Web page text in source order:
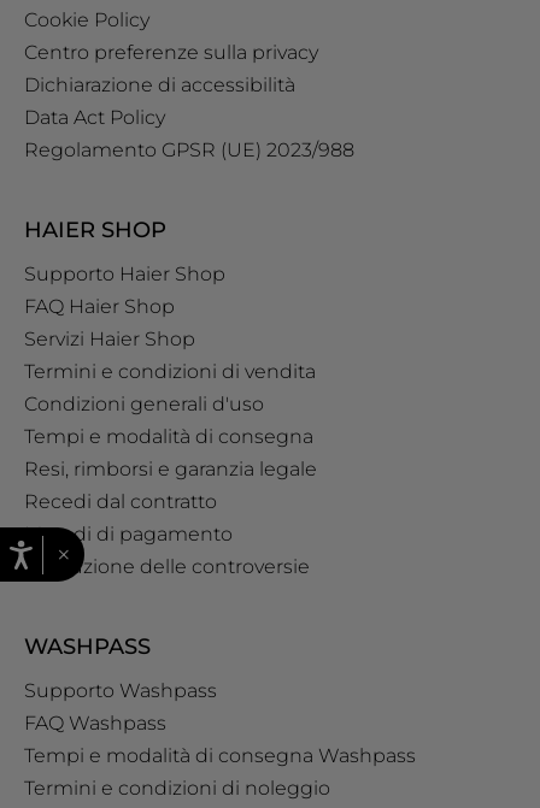
Cookie Policy
Centro preferenze sulla privacy
Dichiarazione di accessibilità
Data Act Policy
Regolamento GPSR (UE) 2023/988
HAIER SHOP
Supporto Haier Shop
FAQ Haier Shop
Servizi Haier Shop
Termini e condizioni di vendita
Condizioni generali d'uso
Tempi e modalità di consegna
Resi, rimborsi e garanzia legale
Recedi dal contratto
Metodi di pagamento
Risoluzione delle controversie
WASHPASS
Supporto Washpass
FAQ Washpass
Tempi e modalità di consegna Washpass
Termini e condizioni di noleggio
×